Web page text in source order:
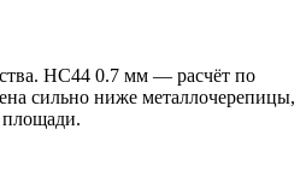
НС44 0.7 мм — расчёт по
сильно ниже металлочерепицы,
площади.